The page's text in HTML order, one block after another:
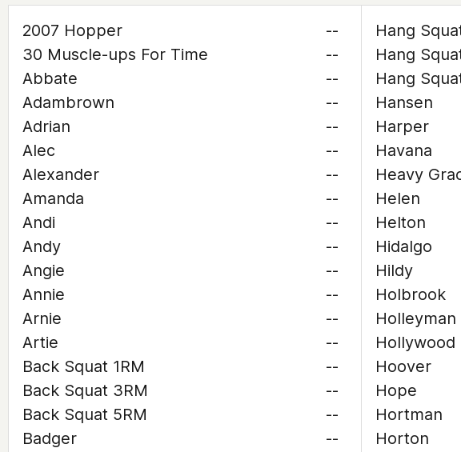
2007 Hopper
--
30 Muscle-ups For Time
--
Abbate
--
Adambrown
--
Adrian
--
Alec
--
Alexander
--
Amanda
--
Andi
--
Andy
--
Angie
--
Annie
--
Arnie
--
Artie
--
Back Squat 1RM
--
Back Squat 3RM
--
Back Squat 5RM
--
Badger
--
Hang
Hang
Hang
Hansen
Harper
Havana
Heavy
Helen
Helton
Hidalgo
Hildy
Holbrook
Holleyman
Hollywood
Hoover
Hope
Hortman
Horton